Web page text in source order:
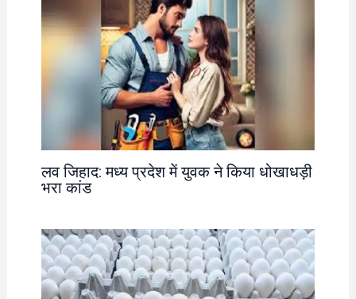
लव जिहाद: मध्य प्रदेश में युवक ने किया धोखाधड़ी
भरा कांड